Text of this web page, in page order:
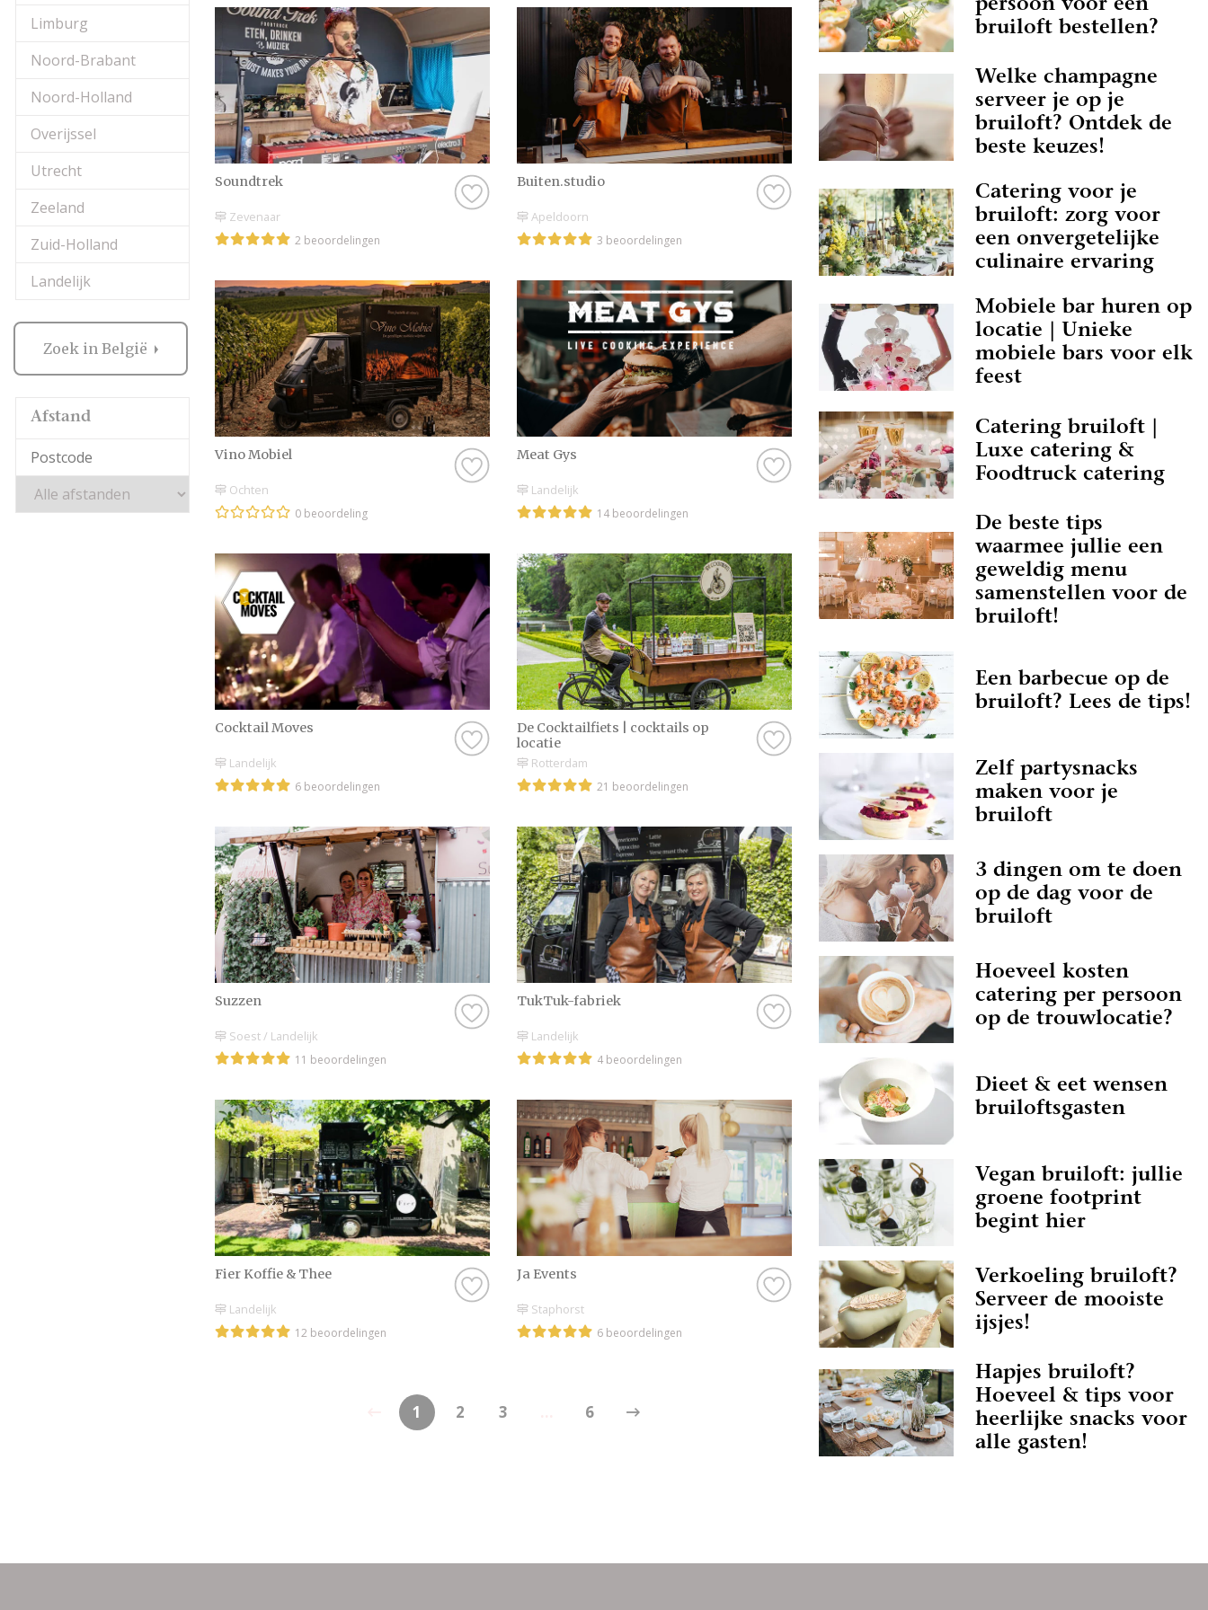
Limburg
Noord-Brabant
Noord-Holland
Overijssel
Utrecht
Zeeland
Zuid-Holland
Landelijk
Zoek in België
Afstand
Soundtrek
Zevenaar
2 beoordelingen
Buiten.studio
Apeldoorn
3 beoordelingen
Vino Mobiel
Ochten
0 beoordeling
Meat Gys
Landelijk
14 beoordelingen
Cocktail Moves
Landelijk
6 beoordelingen
De Cocktailfiets | cocktails op
locatie
Rotterdam
21 beoordelingen
Suzzen
Soest / Landelijk
11 beoordelingen
TukTuk-fabriek
Landelijk
4 beoordelingen
Fier Koffie & Thee
Landelijk
12 beoordelingen
Ja Events
Staphorst
6 beoordelingen
1 2 3 6
persoon voor een
bruiloft bestellen?
Welke champagne
serveer je op je
bruiloft? Ontdek de
beste keuzes!
Catering voor je
bruiloft: zorg voor
een onvergetelijke
culinaire ervaring
Mobiele bar huren op
locatie | Unieke
mobiele bars voor elk
feest
Catering bruiloft |
Luxe catering &
Foodtruck catering
De beste tips
waarmee jullie een
geweldig menu
samenstellen voor de
bruiloft!
Een barbecue op de
bruiloft? Lees de tips!
Zelf partysnacks
maken voor je
bruiloft
3 dingen om te doen
op de dag voor de
bruiloft
Hoeveel kosten
catering per persoon
op de trouwlocatie?
Dieet & eet wensen
bruiloftsgasten
Vegan bruiloft: jullie
groene footprint
begint hier
Verkoeling bruiloft?
Serveer de mooiste
ijsjes!
Hapjes bruiloft?
Hoeveel & tips voor
heerlijke snacks voor
alle gasten!